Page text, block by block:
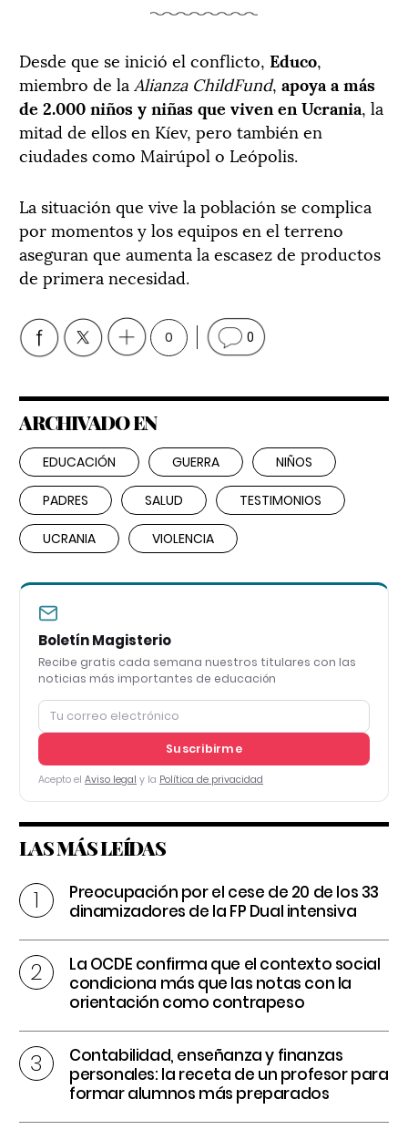
Desde que se inició el conflicto, Educo,
miembro de la Alianza ChildFund, apoya a más
de 2.000 niños y niñas que viven en Ucrania, la
mitad de ellos en Kíev, pero también en
ciudades como Mairúpol o Leópolis.
La situación que vive la población se complica
por momentos y los equipos en el terreno
aseguran que aumenta la escasez de productos
de primera necesidad.
0 0
ARCHIVADO EN
EDUCACIÓN GUERRA NIÑOS
PADRES SALUD TESTIMONIOS
UCRANIA VIOLENCIA
Boletín Magisterio
Recibe gratis cada semana nuestros titulares con las
noticias más importantes de educación
Suscribirme
Acepto el Aviso legal y la Política de privacidad
LAS MÁS LEÍDAS
Preocupación por el cese de 20 de los 33
dinamizadores de la FP Dual intensiva
La OCDE confirma que el contexto social
condiciona más que las notas con la
orientación como contrapeso
Contabilidad, enseñanza y finanzas
personales: la receta de un profesor para
formar alumnos más preparados